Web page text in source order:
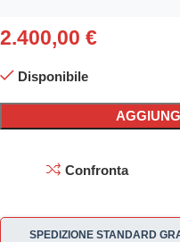
2.400,00 €
Disponibile
Confronta
SPEDIZIONE STANDARD